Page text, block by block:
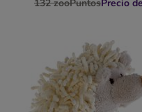
132 zooPuntosPrecio